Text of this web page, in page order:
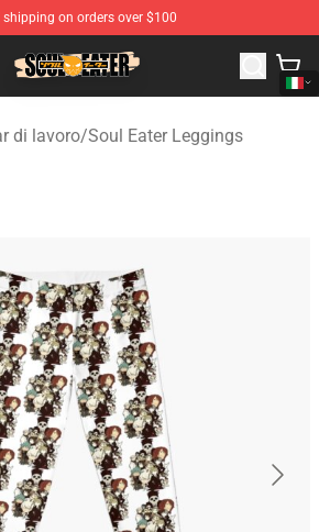
shipping on orders over $100
- Official Soul Eater Merchandise Shop
di lavoro/Soul Eater Leggings